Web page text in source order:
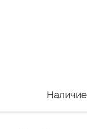
Наличие